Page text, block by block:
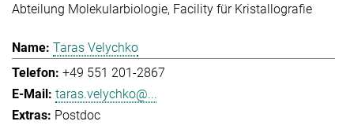
Abteilung Molekularbiologie Facility für Kristallografie
Taras Velychko
+49 551 201-2867
taras.velychko@...
Postdoc